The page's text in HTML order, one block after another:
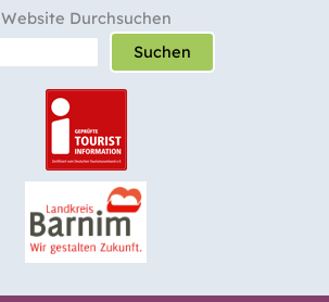
Website Durchsuchen
Suchen